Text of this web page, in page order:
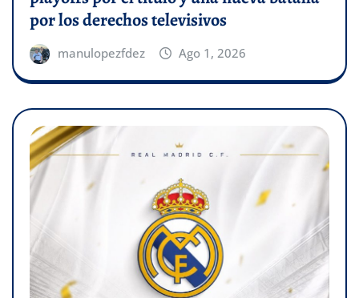
por los derechos televisivos
manulopezfdez Ago 1, 2026